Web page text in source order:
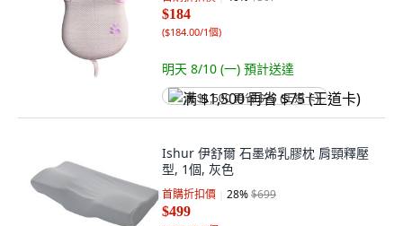
$184
($184.00/1個)
明天 8/10 (一) 預計送達
满 $1,500 再省 $75 (王道卡)
Ishur 伊舒爾 石墨烯乳膠枕 肩頸釋壓
型, 1個, 灰色
首購折扣價 28%$699
$499